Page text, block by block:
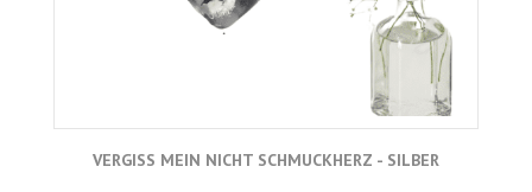
VERGISS MEIN NICHT SCHMUCKHERZ - SILBER